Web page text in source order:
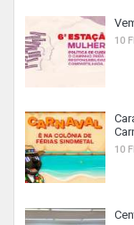
10
10